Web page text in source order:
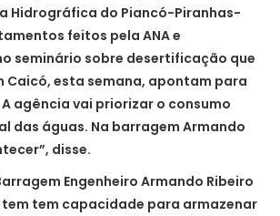
Hidrográfica do Piancó-Piranhas-
feitos pela ANA e
seminário sobre desertificação que
Caicó, esta semana, apontam para
agência vai priorizar o consumo
das águas. Na barragem Armando
disse.
Engenheiro Armando Ribeiro
tem tem capacidade para armazenar